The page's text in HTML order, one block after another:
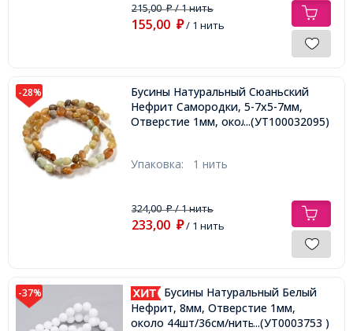
215,00₽/ 1 нить
155,00 ₽/ 1 нить
-28%
Бусины Натуральный Сюаньский
Нефрит Самородки, 5-7х5-7мм,
Отверстие 1мм, около 38см/нить,
...(УТ100032095)
Упаковка: 1 нить
324,00₽/ 1 нить
233,00 ₽/ 1 нить
-37%
Бусины Натуральный Белый
Нефрит, 8мм, Отверстие 1мм,
около 44шт/36см/нить,
...(УТ0003753 )